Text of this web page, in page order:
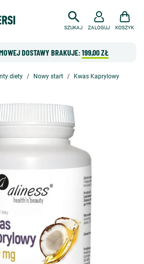
SZUKAJ
DOSTAWY BRAKUJE:199,00 ZŁ
ZALOGUJ KOSZYK
diety Nowy start
Kwas Kaprylowy